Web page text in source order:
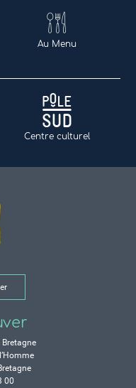
Au Menu
Centre culturel
Bretagne
00